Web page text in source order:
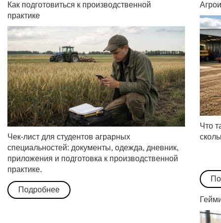
Среди
1 место –
социально-
педагогических
2 место –
социально-
философских
3 место –
социально-
психологических
Добавим, что
сборнике XXII
исключения
Как подготовиться к производственной
практике
Чек-лист для студентов аграрных
специальностей: документы, одежда, дневник,
приложения и подготовка к производственной
практике.
Подробнее
Что